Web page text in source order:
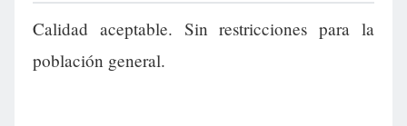
Calidad aceptable. Sin restricciones para la
población general.